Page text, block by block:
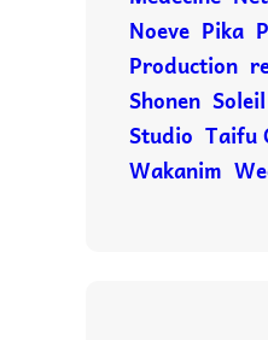
Noeve Pika
Production
Shonen
Studio Taifu
Wakanim